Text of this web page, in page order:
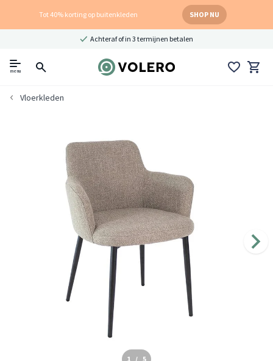
Tot 40% korting op buitenkleden SHOP NU
Achteraf of in 3 termijnen betalen
menu
Vloerkleden
1 / 5